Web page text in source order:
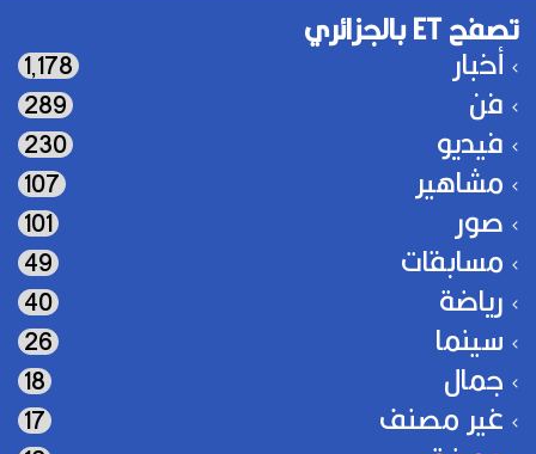
تصفح ET بالجزائري
أخبار 1٬178
فن 289
فيديو 230
مشاهير 107
صور 101
مسابقات 49
رياضة 40
سينما 26
جمال 18
غير مصنف 17